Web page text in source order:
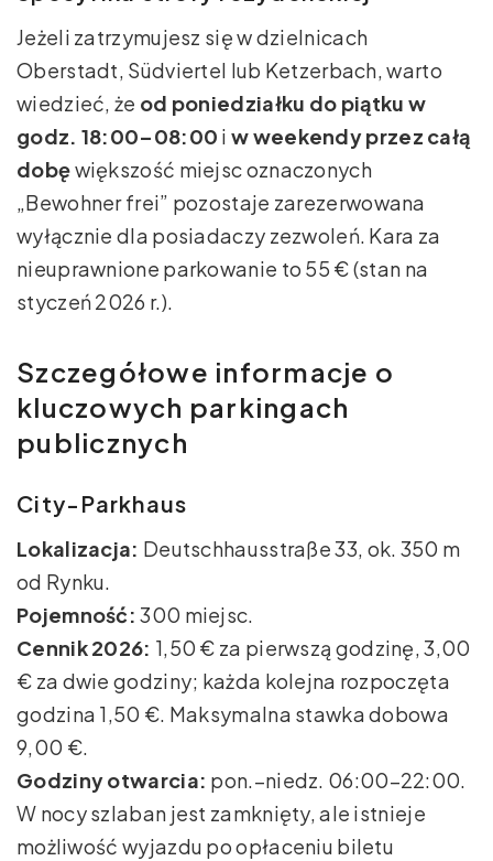
Jeżeli zatrzymujesz się w dzielnicach
Oberstadt, Südviertel lub Ketzerbach, warto
wiedzieć, że od poniedziałku do piątku w
godz. 18:00–08:00 iw weekendy przez całą
dobęwiększość miejsc oznaczonych
„Bewohner frei” pozostaje zarezerwowana
wyłącznie dla posiadaczy zezwoleń. Kara za
nieuprawnione parkowanie to 55 € (stan na
styczeń 2026 r.).
Szczegółowe informacje o
kluczowych parkingach
publicznych
City-Parkhaus
Lokalizacja: Deutschhausstraße 33, ok. 350 m
od Rynku.
Pojemność: 300 miejsc.
Cennik 2026: 1,50 € za pierwszą godzinę, 3,00
€ za dwie godziny; każda kolejna rozpoczęta
godzina 1,50 €. Maksymalna stawka dobowa
9,00 €.
Godziny otwarcia: pon.–niedz. 06:00–22:00.
W nocy szlaban jest zamknięty, ale istnieje
możliwość wyjazdu po opłaceniu biletu